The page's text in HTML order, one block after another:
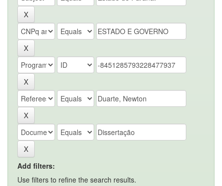
Add filters:
Use filters to refine the search results.